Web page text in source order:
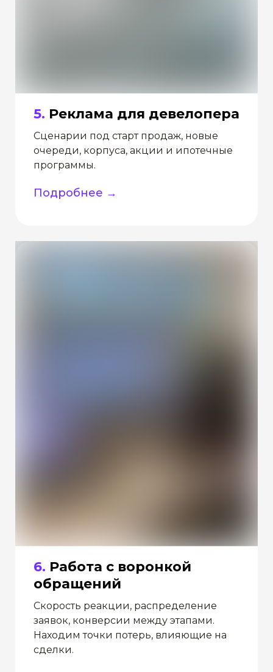
5. Реклама для девелопера
Сценарии под старт продаж, новые
очереди, корпуса, акции и ипотечные
программы.
Подробнее →
6. Работа с воронкой
обращений
Скорость реакции, распределение
заявок, конверсии между этапами.
Находим точки потерь, влияющие на
сделки.